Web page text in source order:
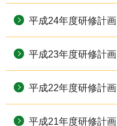
平成24年度研修計画
平成23年度研修計画
平成22年度研修計画
平成21年度研修計画